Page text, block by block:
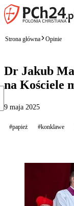
Strona główna Opinie
Dr Jakub
na Kościele
9 maja 2025
#papież #konklawe